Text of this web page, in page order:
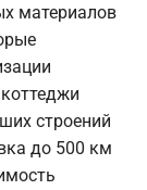
материалов
строений
до 500 км